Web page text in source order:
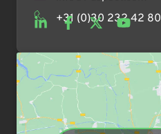
+31 (0)30 232 42 80